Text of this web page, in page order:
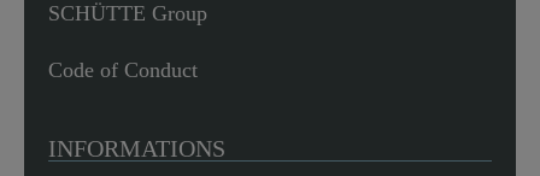
SCHÜTTE Group
Code of Conduct
INFORMATIONS